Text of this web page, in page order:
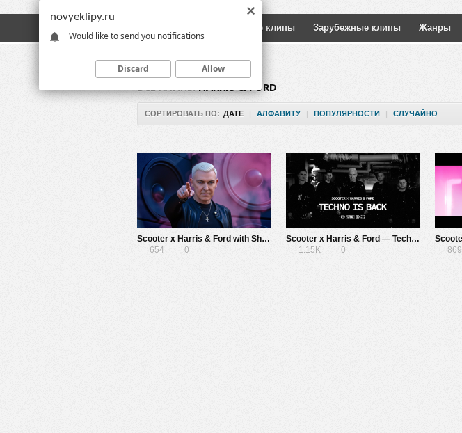
Русские клипы Зарубежные клипы Жанры
ВСЕ КЛИПЫ HARRIS & FORD
СОРТИРОВАТЬ ПО: ДАТЕ | АЛФАВИТУ | ПОПУЛЯРНОСТИ | СЛУЧАЙНО
Scooter x Harris & Ford with Shibui — Gimme That Noise
654
0
Scooter x Harris & Ford — Techno Is Back
1.15K
0
869
novyeklipy.ru
Would like to send you notifications
Discard Allow